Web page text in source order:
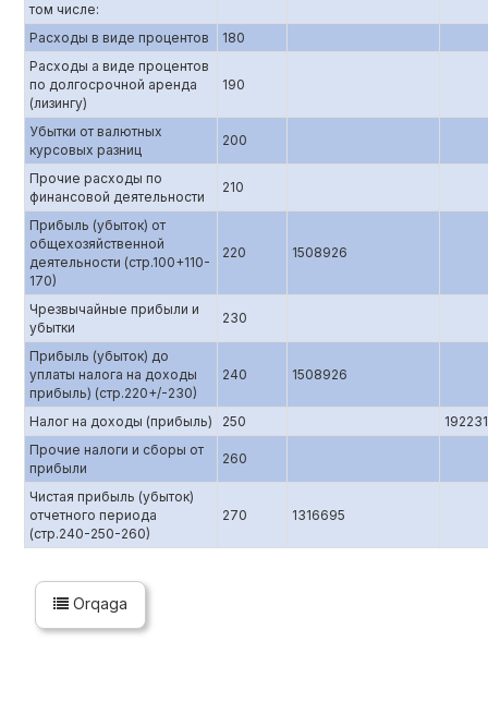
том числе:
Расходы в виде процентов
180
Расходы а виде процентов
по долгосрочной аренда
(лизингу)
190
Убытки от валютных
курсовых разниц
200
Прочие расходы по
финансовой деятельности
210
Прибыль (убыток) от
общехозяйственной
деятельности (стр.100+110-
170)
220 1508926
Чрезвычайные прибыли и
убытки
230
Прибыль (убыток) до
уплаты налога на доходы
прибыль) (стр.220+/-230)
240 1508926
Налог на доходы (прибыль) 250
192231
Прочие налоги и сборы от
прибыли
260
Чистая прибыль (убыток)
отчетного периода
(стр.240-250-260)
270 1316695
Orqaga